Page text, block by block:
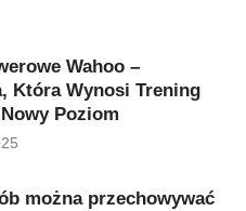
Wahoo –
Która Wynosi Trening
Poziom
można przechowywać